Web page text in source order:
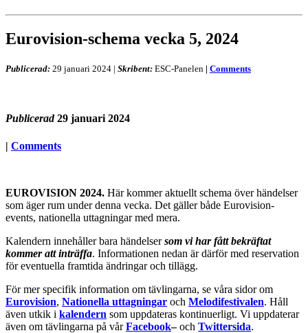
Eurovision-schema vecka 5, 2024
Publicerad: 29 januari 2024 | Skribent: ESC-Panelen | Comments
Publicerad 29 januari 2024
| Comments
EUROVISION 2024. Här kommer aktuellt schema över händelser
som äger rum under denna vecka. Det gäller både Eurovision-
events, nationella uttagningar med mera.
Kalendern innehåller bara händelsersom vi har fått bekräftat
kommer att inträffa. Informationen nedan är därför med reservation
för eventuella framtida ändringar och tillägg.
För mer specifik information om tävlingarna, se våra sidor om
Eurovision, Nationella uttagningar och Melodifestivalen. Håll
även utkik i kalendern som uppdateras kontinuerligt. Vi uppdaterar
även om tävlingarna på vårFacebook–och Twittersida.